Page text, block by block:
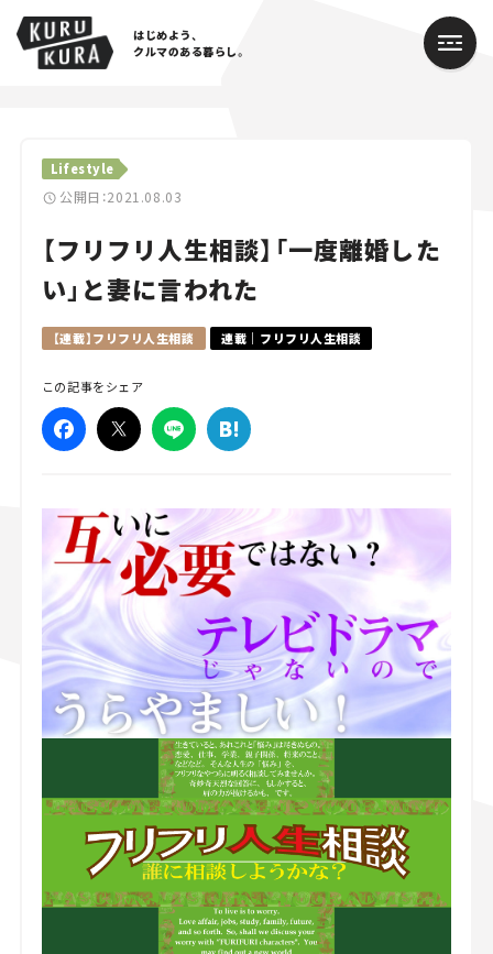
はじめよう、
クルマのある暮らし。
Lifestyle
公開日：2021.08.03
【フリフリ人生相談】「一度離婚した
い」と妻に言われた
【連載】フリフリ人生相談 連載｜フリフリ人生相談
この記事をシェア
Cars
Lifestyle
Traffic
Special
Series
Campaign
スズキ ジムニー｜Suzuki Jimny
スズキ｜Suzuki
マツダ｜Mazda
マツダ ロードスター｜Mazda Roadster